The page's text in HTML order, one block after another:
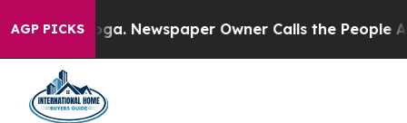
AGP PICKSNewspaper Owner Calls the People Abruptly